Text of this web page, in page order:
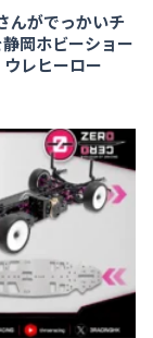
がでっかいチ
岡ホビーショー
レヒーロー